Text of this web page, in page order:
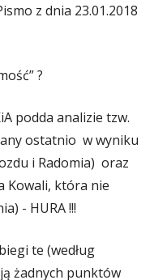
z dnia 23.01.2018
?
podda analizie tzw.
ostatnio w wyniku
i Radomia) oraz
Kowali, która nie
- HURA !!!
te (według
żadnych punktów